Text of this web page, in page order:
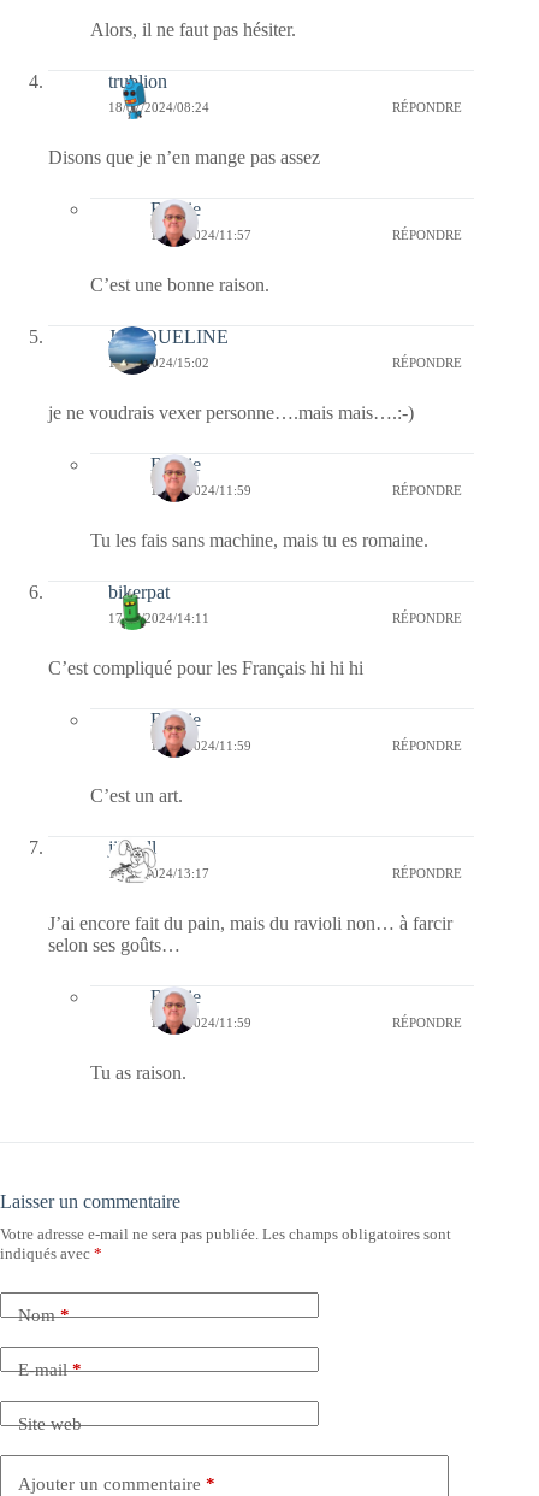
Alors, il ne faut pas hésiter.
trublion
18/07/2024/08:24 RÉPONDRE
Disons que je n’en mange pas assez
Bernie
18/07/2024/11:57 RÉPONDRE
C’est une bonne raison.
JACQUELINE
17/07/2024/15:02 RÉPONDRE
je ne voudrais vexer personne….mais mais….:-)
Bernie
18/07/2024/11:59 RÉPONDRE
Tu les fais sans machine, mais tu es romaine.
bikerpat
17/07/2024/14:11 RÉPONDRE
C’est compliqué pour les Français hi hi hi
Bernie
18/07/2024/11:59 RÉPONDRE
C’est un art.
jill bill
17/07/2024/13:17 RÉPONDRE
J’ai encore fait du pain, mais du ravioli non… à farcir
selon ses goûts…
Bernie
18/07/2024/11:59 RÉPONDRE
Tu as raison.
Laisser un commentaire
Votre adresse e-mail ne sera pas publiée. Les champs obligatoires sont
indiqués avec *
Nom*
E-mail*
Site web
Ajouter un commentaire *